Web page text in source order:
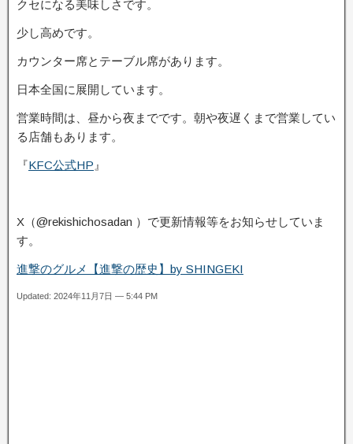
クセになる美味しさです。
少し高めです。
カウンター席とテーブル席があります。
日本全国に展開しています。
営業時間は、昼から夜までです。朝や夜遅くまで営業してい
る店舗もあります。
『KFC公式HP 』
X（@rekishichosadan ）で更新情報等をお知らせしていま
す。
進撃のグルメ【進撃の歴史】by SHINGEKI
Updated: 2024年11月7日 — 5:44 PM